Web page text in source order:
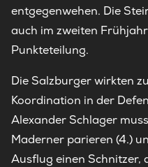
entgegenwehen. Die
auch im zweiten
Punkteteilung.
Die Salzburger wirkten
Koordination in der
Alexander Schlager
Maderner parieren (4.)
Ausflug einen Schnitzer,